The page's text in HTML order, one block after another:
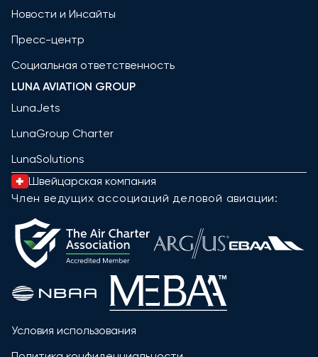
Новости и Инсайты
Пресс-центр
Социальная ответственность
LUNA AVIATION GROUP
LunaJets
LunaGroup Charter
LunaSolutions
Швейцарская компания
Член ведущих ассоциаций деловой авиации:
Условия использования